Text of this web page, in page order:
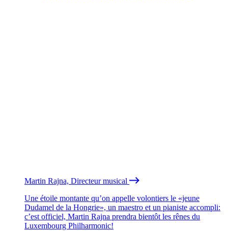
Martin Rajna, Directeur musical
Une étoile montante qu’on appelle volontiers le «jeune
Dudamel de la Hongrie», un maestro et un pianiste accompli:
c’est officiel, Martin Rajna prendra bientôt les rênes du
Luxembourg Philharmonic!